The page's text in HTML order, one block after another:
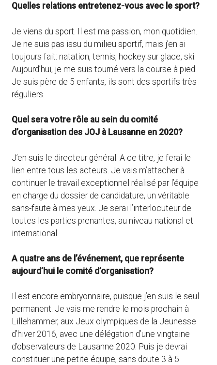
Quelles relations entretenez-vous avec le sport?
Je viens du sport. Il est ma passion, mon quotidien.
Je ne suis pas issu du milieu sportif, mais j’en ai
toujours fait: natation, tennis, hockey sur glace, ski.
Aujourd’hui, je me suis tourné vers la course à pied.
Je suis père de 5 enfants, ils sont des sportifs très
réguliers.
Quel sera votre rôle au sein du comité
d’organisation des JOJ à Lausanne en 2020?
J’en suis le directeur général. A ce titre, je ferai le
lien entre tous les acteurs. Je vais m’attacher à
continuer le travail exceptionnel réalisé par l’équipe
en charge du dossier de candidature, un véritable
sans-faute à mes yeux. Je serai l’interlocuteur de
toutes les parties prenantes, au niveau national et
international.
A quatre ans de l’événement, que représente
aujourd’hui le comité d’organisation?
Il est encore embryonnaire, puisque j’en suis le seul
permanent. Je vais me rendre le mois prochain à
Lillehammer, aux Jeux olympiques de la Jeunesse
d’hiver 2016, avec une délégation d’une vingtaine
d’observateurs de Lausanne 2020. Puis je devrai
constituer une petite équipe, sans doute 3 à 5